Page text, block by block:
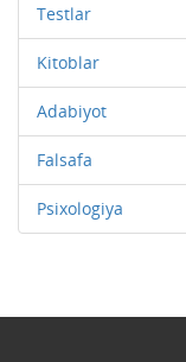
Testlar
Kitoblar
Adabiyot
Falsafa
Psixologiya